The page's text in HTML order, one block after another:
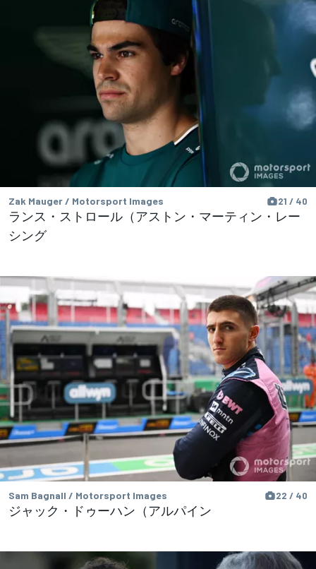
Zak Mauger / Motorsport Images 21 / 40
ランス・ストロール（アストン・マーティン・レー
シング
Sam Bagnall / Motorsport Images 22 / 40
ジャック・ドゥーハン（アルパイン